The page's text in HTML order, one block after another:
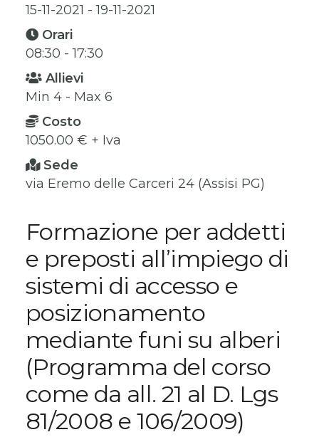
Formazione per addetti
e preposti all’impiego di
sistemi di accesso e
posizionamento
mediante funi su alberi
(Programma del corso
come da all. 21 al D. Lgs
81/2008 e 106/2009)
15-11-2021 - 19-11-2021
Orari
08:30 - 17:30
Allievi
Min 4 - Max 6
Costo
1050.00 € + Iva
Sede
via Eremo delle Carceri 24 (Assisi PG)